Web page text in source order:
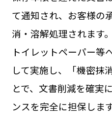
て通知され、お客様の
消・溶解処理されます。
トイレットペーパー等
して実施し、「機密抹
とで、文書削減を確実
ンスを完全に担保します